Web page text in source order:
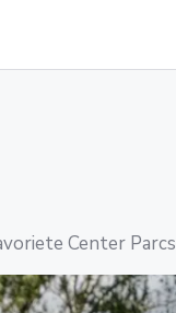
Center Parcs